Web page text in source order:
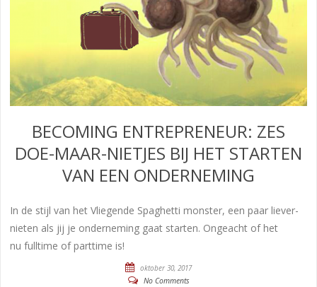
BECOMING ENTREPRENEUR: ZES
DOE-MAAR-NIETJES BIJ HET STARTEN
VAN EEN ONDERNEMING
In de stijl van het Vliegende Spaghetti monster, een paar liever-
nieten als jij je onderneming gaat starten. Ongeacht of het
nu fulltime of parttime is!
oktober 30, 2017
No Comments